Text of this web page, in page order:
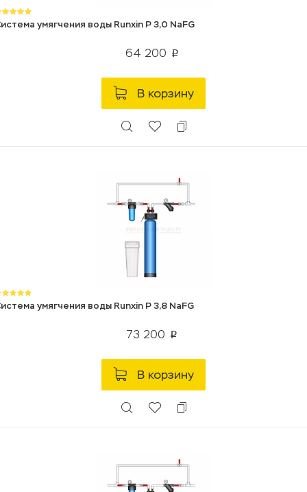
умягчения воды Runxin P 3,0 NaFG
64 200 p
В корзину
умягчения воды Runxin P 3,8 NaFG
73 200 p
В корзину